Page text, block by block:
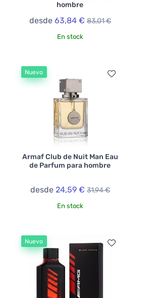
hombre
desde 63,84 € 83,01 €
En stock
Nuevo
Armaf Club de Nuit Man Eau
de Parfum para hombre
desde 24,59 € 31,94 €
En stock
Nuevo